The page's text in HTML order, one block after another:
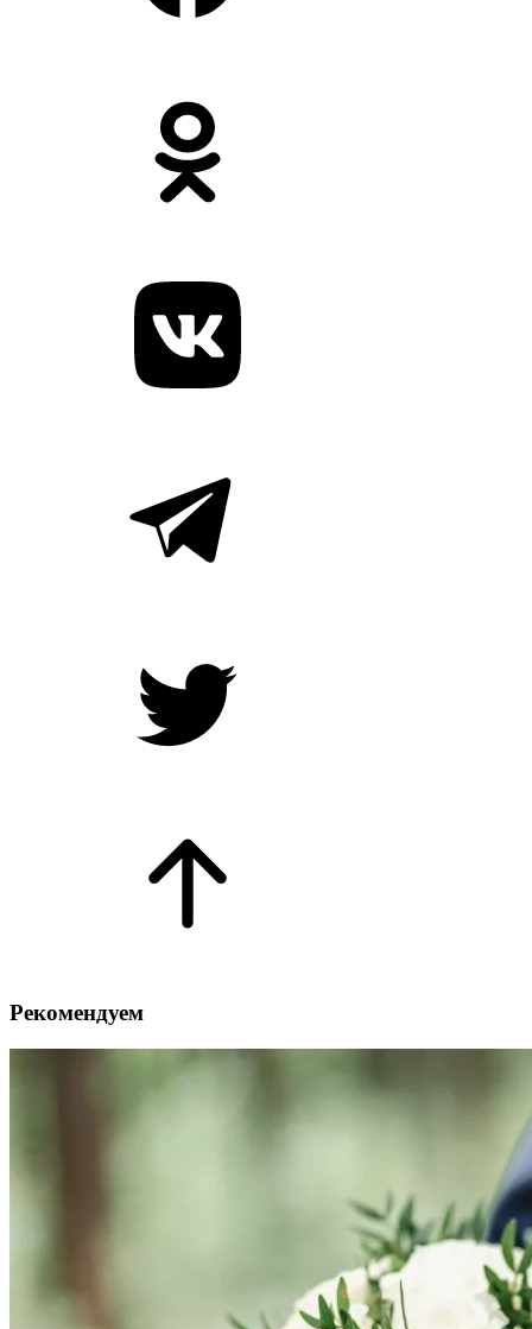
Рекомендуем